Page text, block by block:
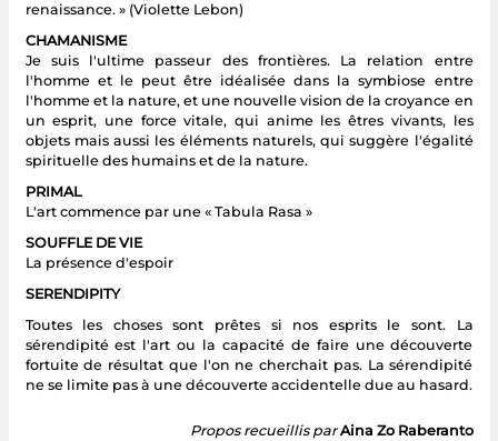
renaissance. » (Violette Lebon)
CHAMANISME
Je suis l'ultime passeur des frontières. La relation entre
l'homme et le peut être idéalisée dans la symbiose entre
l'homme et la nature, et une nouvelle vision de la croyance en
un esprit, une force vitale, qui anime les êtres vivants, les
objets mais aussi les éléments naturels, qui suggère l'égalité
spirituelle des humains et de la nature.
PRIMAL
L'art commence par une « Tabula Rasa »
SOUFFLE DE VIE
La présence d'espoir
SERENDIPITY
Toutes les choses sont prêtes si nos esprits le sont. La
sérendipité est l'art ou la capacité de faire une découverte
fortuite de résultat que l'on ne cherchait pas. La sérendipité
ne se limite pas à une découverte accidentelle due au hasard.
Propos recueillis par Aina Zo Raberanto